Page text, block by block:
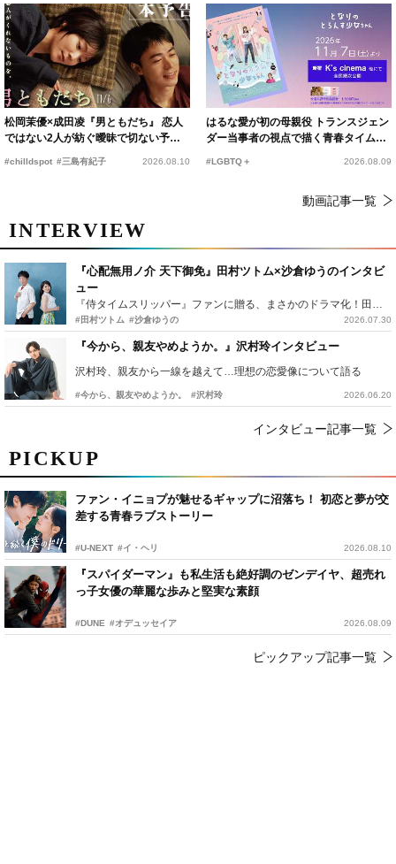
PICKUP
ファン・イニョプが魅せるギャップに沼落ち！ 初恋と夢が交
差する青春ラブストーリー
#U-NEXT #イ・ヘリ 2026.08.10
『スパイダーマン』も私生活も絶好調のゼンデイヤ、超売れ
っ子女優の華麗な歩みと堅実な素顔
#DUNE #オデュッセイア 2026.08.09
ピックアップ記事一覧
松岡茉優×成田凌『男ともだち』 恋人
ではない2人が紡ぐ曖昧で切ない予告
#chilldspot #三島有紀子 2026.08.10
はるな愛が初の母親役 トランスジェン
ダー当事者の視点で描く青春タイムス
#LGBTQ＋ 2026.08.09
動画記事一覧
INTERVIEW
『心配無用ノ介 天下御免』田村ツトム×沙倉ゆうのインタビ
ュー
『侍タイムスリッパー』ファンに贈る、まさかのドラマ化！田村ツトム×沙倉ゆうのが語る『心配無用ノ介』撮影秘話
#田村ツトム #沙倉ゆうの 2026.07.30
『今から、親友やめようか。』沢村玲インタビュー
沢村玲、親友から一線を越えて…理想の恋愛像について語る
#今から、親友やめようか。 #沢村玲 2026.06.20
インタビュー記事一覧